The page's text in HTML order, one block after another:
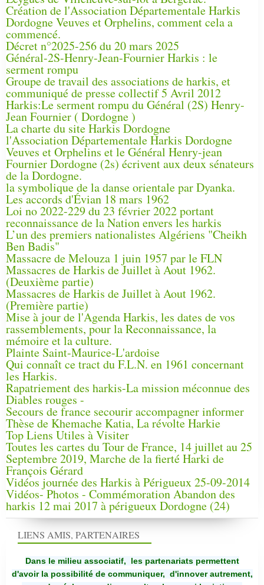
Création de l'Association Départementale Harkis
Dordogne Veuves et Orphelins, comment cela a
commencé.
Décret n°2025-256 du 20 mars 2025
Général-2S-Henry-Jean-Fournier Harkis : le
serment rompu
Groupe de travail des associations de harkis, et
communiqué de presse collectif 5 Avril 2012
Harkis:Le serment rompu du Général (2S) Henry-
Jean Fournier ( Dordogne )
La charte du site Harkis Dordogne
l'Association Départementale Harkis Dordogne
Veuves et Orphelins et le Général Henry-jean
Fournier Dordogne (2s) écrivent aux deux sénateurs
de la Dordogne.
la symbolique de la danse orientale par Dyanka.
Les accords d'Évian 18 mars 1962
Loi no 2022-229 du 23 février 2022 portant
reconnaissance de la Nation envers les harkis
L’un des premiers nationalistes Algériens "Cheikh
Ben Badis"
Massacre de Melouza 1 juin 1957 par le FLN
Massacres de Harkis de Juillet à Aout 1962.
(Deuxième partie)
Massacres de Harkis de Juillet à Aout 1962.
(Première partie)
Mise à jour de l'Agenda Harkis, les dates de vos
rassemblements, pour la Reconnaissance, la
mémoire et la culture.
Plainte Saint-Maurice-L'ardoise
Qui connaît ce tract du F.L.N. en 1961 concernant
les Harkis.
Rapatriement des harkis-La mission méconnue des
Diables rouges -
Secours de france secourir accompagner informer
Thèse de Khemache Katia, La révolte Harkie
Top Liens Utiles à Visiter
Toutes les cartes du Tour de France, 14 juillet au 25
Septembre 2019, Marche de la fierté Harki de
François Gérard
Vidéos journée des Harkis à Périgueux 25-09-2014
Vidéos- Photos - Commémoration Abandon des
harkis 12 mai 2017 à périgueux Dordogne (24)
LIENS AMIS, PARTENAIRES
Dans le milieu associatif, les partenariats permettent
d'avoir la possibilité de communiquer, d'innover autrement,